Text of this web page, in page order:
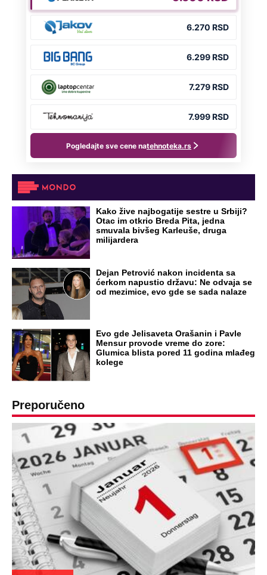
Kako žive najbogatije sestre u Srbiji?
Otac im otkrio Breda Pita, jedna
smuvala bivšeg Karleuše, druga
milijardera
Dejan Petrović nakon incidenta sa
ćerkom napustio državu: Ne odvaja se
od mezimice, evo gde se sada nalaze
Evo gde Jelisaveta Orašanin i Pavle
Mensur provode vreme do zore:
Glumica blista pored 11 godina mlađeg
kolege
Preporučeno